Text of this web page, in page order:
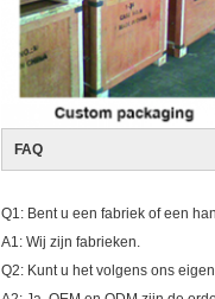
FAQ
Q1: Bent u een fabriek of een
A1: Wij zijn fabrieken.
Q2: Kunt u het volgens ons